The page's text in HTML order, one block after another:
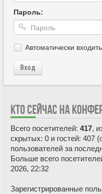
Пароль:
Автоматически
Вход
КТО СЕЙЧАС НА
Всего посетителей: 417,
скрытых: 0 и гостей: 407
пользователей за
Больше всего
2026, 22:32
Зарегистрированные